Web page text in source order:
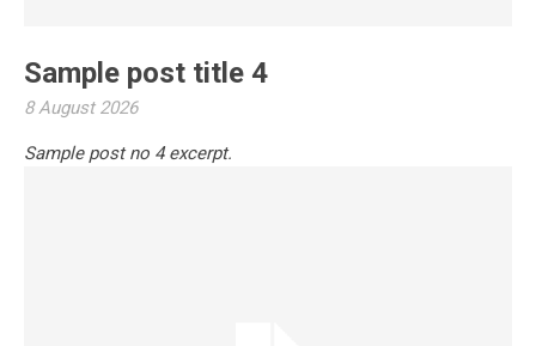
Sample post title 4
8 August 2026
Sample post no 4 excerpt.